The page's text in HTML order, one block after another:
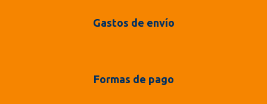
Gastos de envío
Formas de pago